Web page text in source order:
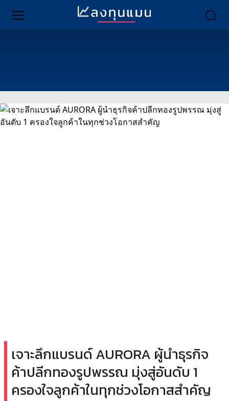
เจาะลึกแบรนด์ AURORA ผู้นำธุรกิจ
ค้าปลีกทองรูปพรรณ มุ่งสู่อันดับ 1
ครองใจลูกค้าในทุกช่วงโอกาสสำคัญ